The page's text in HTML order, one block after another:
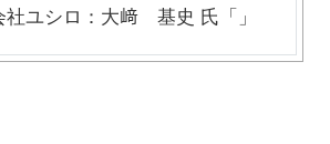
社ユシロ：大﨑 基史 氏「」